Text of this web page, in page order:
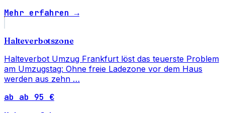
Mehr erfahren →
Halteverbotszone
Halteverbot Umzug Frankfurt löst das teuerste Problem
am Umzugstag: Ohne freie Ladezone vor dem Haus
werden aus zehn …
ab ab 95 €